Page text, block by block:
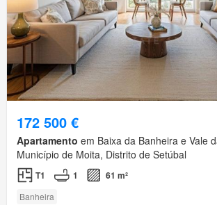
172 500 €
Apartamento em Baixa da Banheira e Vale
Município de Moita, Distrito de Setúbal
T1 1 61 m²
Banheira